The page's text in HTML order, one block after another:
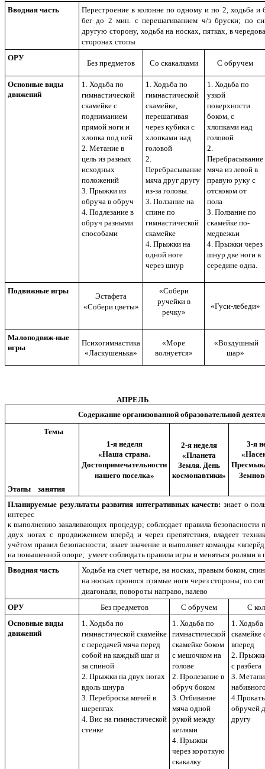
Вводная часть
Перестроение в колонне по одному и по 2, ходьба и
бег до 2 мин. с перешагиванием ч/з бруски; по
другую сторону, ходьба на носках, пятках, в
сторонах стопы
ОРУ
Без предметов Со скакалками С обручем
Основные виды
движений
1. Ходьба по
гимнастической
скамейке с
подниманием
прямой ноги и
хлопка под ней
2. Метание в
цель из разных
исходных
положений
3. Прыжки из
обруча в обруч
4. Подлезание в
обруч разными
способами
1. Ходьба по
гимнастической
скамейке,
перешагивая
через кубики с
хлопками над
головой
2.
Перебрасывание
мяча друг другу
из-за головы.
3. Ползание на
спине по
гимнастической
скамейке
4. Прыжки на
одной ноге
через шнур
1. Ходьба по
узкой
поверхности
боком, с
хлопками над
головой
2.
Перебрасывание
мяча из левой в
правую руку с
отскоком от
пола
3. Ползание по
скамейке по-
медвежьи
4. Прыжки через
шнур две ноги в
середине одна.
Подвижные игры
Эстафета
«Собери цветы»
«Собери
ручейки в
речку»
«Гуси-лебеди»
Малоподвиж-ные
игры
Психогимнастика
«Ласкушенька»
«Море
волнуется»
«Воздушный
шар»
АПРЕЛЬ
Содержание организованной образовательной
Темы
Этапы занятия
1-я неделя
«Наша страна.
Достопримечательности
нашего поселка»
2-я неделя
«Планета
Земля. День
космонавтики»
3-я
Планируемые результаты развития интегративных качеств: знает о
интерес
к выполнению закаливающих процедур; соблюдает правила
двух ногах с продвижением вперёд и через препятствия, владеет
учётом правил безопасности; знает значение и выполняет команды
на повышенной опоре; умеет соблюдать правила игры и меняться ролями в
Вводная часть
Ходьба на счет четыре, на носках, правым боком,
на носках пронося прямые ноги через стороны; по
диагонали, повороты направо, налево
ОРУ
Без предметов С обручем
С
Основные виды
движений
1. Ходьба по
гимнастической скамейке
с передачей мяча перед
собой на каждый шаг и
за спиной
2. Прыжки на двух ногах
вдоль шнура
3. Переброска мячей в
шеренгах
4. Вис на гимнастической
стенке
1. Ходьба по
гимнастической
скамейке боком
с мешочком на
голове
2. Пролезание в
обруч боком
3. Отбивание
мяча одной
рукой между
кеглями
4. Прыжки
через короткую
скакалку
1. Ходьба
скамейке
вперед
2.
с разбега
3.
обручей
другу